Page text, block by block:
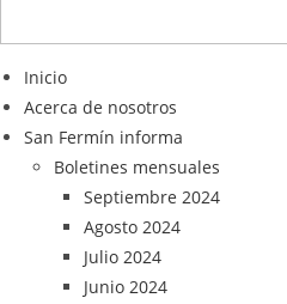
Inicio
Acerca de nosotros
San Fermín informa
Boletines mensuales
Septiembre 2024
Agosto 2024
Julio 2024
Junio 2024